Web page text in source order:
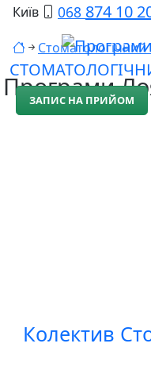
Київ 068 874 10
ЗАПИС НА ПРИЙОМ
Програми
Колектив